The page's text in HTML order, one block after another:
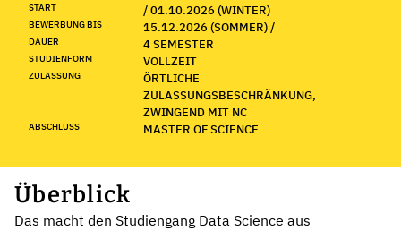
START / 01.10.2026 (WINTER)
BEWERBUNG BIS 15.12.2026 (SOMMER) /
DAUER 4 SEMESTER
STUDIENFORM VOLLZEIT
ZULASSUNG
ÖRTLICHE
ZULASSUNGSBESCHRÄNKUNG,
ZWINGEND MIT NC
ABSCHLUSS MASTER OF SCIENCE
Überblick
Das macht den Studiengang Data Science aus